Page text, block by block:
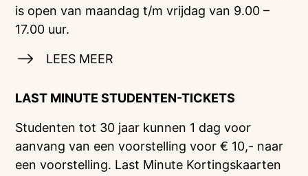
is open van maandag t/m vrijdag van 9.00 –
17.00 uur.
LEES MEER
LAST MINUTE STUDENTEN-TICKETS
Studenten tot 30 jaar kunnen 1 dag voor
aanvang van een voorstelling voor € 10,- naar
een voorstelling. Last Minute Kortingskaarten